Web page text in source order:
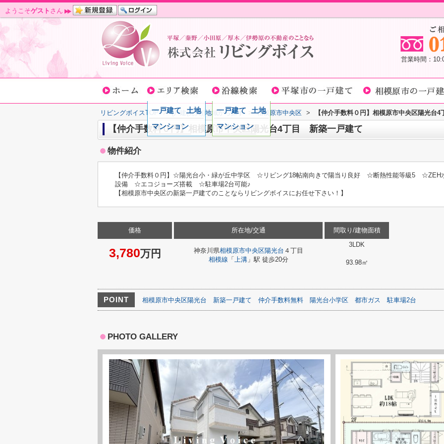
ようこそゲスト さん
営業時間：
一戸建て
土地
マンション
一戸建て
土地
マンション
リビングボイスTOP > (戸建(売買))地域から探す > 相模原市中央区 > 【仲介手数料０円】相模原市中央区陽光台
【仲介手数料０円】相模原市中央区陽光台4丁目 新築一戸建て
物件紹介
【仲介手数料０円】☆陽光台小・緑が丘中学区 ☆リビング18帖南向きで陽当り良好 ☆断熱性能等級5
設備 ☆エコジョーズ搭載 ☆駐車場2台可能♪
【相模原市中央区の新築一戸建てのことならリビングボイスにお任せ下さい！】
価格
3,780万円
所在地/交通
神奈川県相模原市中央区陽光台 ４丁目
相模線 「 上溝」駅 徒歩20分
間取り/建物面積
3LDK
93.98㎡
POINT 相模原市中央区陽光台 新築一戸建て 仲介手数料無料 陽光台小学区 都市ガス 駐車場2台
PHOTO GALLERY